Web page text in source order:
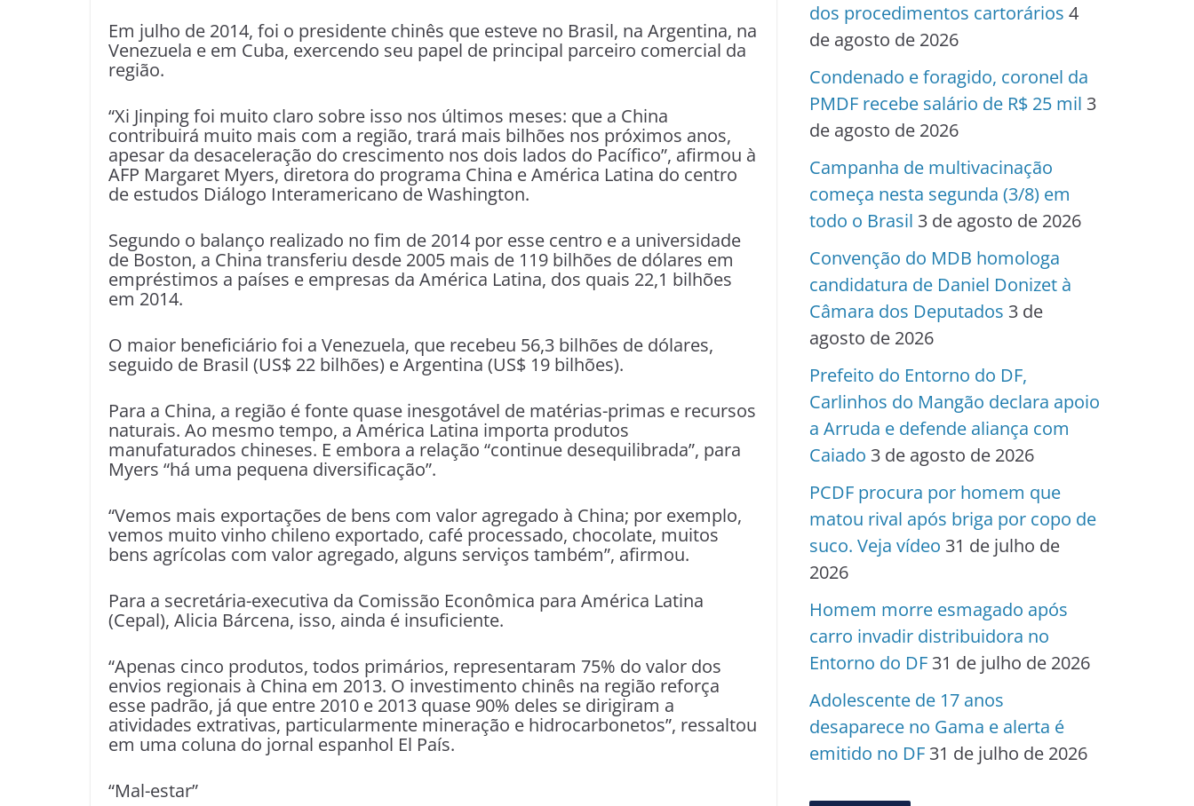
Em julho de 2014, foi o presidente chinês que esteve no Brasil, na Argentina, na
Venezuela e em Cuba, exercendo seu papel de principal parceiro comercial da
região.
“Xi Jinping foi muito claro sobre isso nos últimos meses: que a China
contribuirá muito mais com a região, trará mais bilhões nos próximos anos,
apesar da desaceleração do crescimento nos dois lados do Pacífico”, afirmou à
AFP Margaret Myers, diretora do programa China e América Latina do centro
de estudos Diálogo Interamericano de Washington.
Segundo o balanço realizado no fim de 2014 por esse centro e a universidade
de Boston, a China transferiu desde 2005 mais de 119 bilhões de dólares em
empréstimos a países e empresas da América Latina, dos quais 22,1 bilhões
em 2014.
O maior beneficiário foi a Venezuela, que recebeu 56,3 bilhões de dólares,
seguido de Brasil (US$ 22 bilhões) e Argentina (US$ 19 bilhões).
Para a China, a região é fonte quase inesgotável de matérias-primas e recursos
naturais. Ao mesmo tempo, a América Latina importa produtos
manufaturados chineses. E embora a relação “continue desequilibrada”, para
Myers “há uma pequena diversificação”.
“Vemos mais exportações de bens com valor agregado à China; por exemplo,
vemos muito vinho chileno exportado, café processado, chocolate, muitos
bens agrícolas com valor agregado, alguns serviços também”, afirmou.
Para a secretária-executiva da Comissão Econômica para América Latina
(Cepal), Alicia Bárcena, isso, ainda é insuficiente.
“Apenas cinco produtos, todos primários, representaram 75% do valor dos
envios regionais à China em 2013. O investimento chinês na região reforça
esse padrão, já que entre 2010 e 2013 quase 90% deles se dirigiram a
atividades extrativas, particularmente mineração e hidrocarbonetos”, ressaltou
em uma coluna do jornal espanhol El País.
“Mal-estar”
dos procedimentos cartorários 4
de agosto de 2026
Condenado e foragido, coronel da
PMDF recebe salário de R$ 25 mil 3
de agosto de 2026
Campanha de multivacinação
começa nesta segunda (3/8) em
todo o Brasil 3 de agosto de 2026
Convenção do MDB homologa
candidatura de Daniel Donizet à
Câmara dos Deputados 3 de
agosto de 2026
Prefeito do Entorno do DF,
Carlinhos do Mangão declara apoio
a Arruda e defende aliança com
Caiado 3 de agosto de 2026
PCDF procura por homem que
matou rival após briga por copo de
suco. Veja vídeo 31 de julho de
2026
Homem morre esmagado após
carro invadir distribuidora no
Entorno do DF 31 de julho de 2026
Adolescente de 17 anos
desaparece no Gama e alerta é
emitido no DF 31 de julho de 2026